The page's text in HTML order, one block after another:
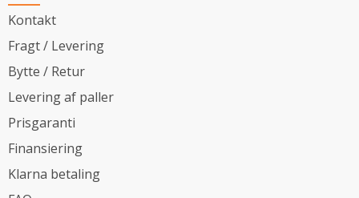
Kontakt
Fragt / Levering
Bytte / Retur
Levering af paller
Prisgaranti
Finansiering
Klarna betaling